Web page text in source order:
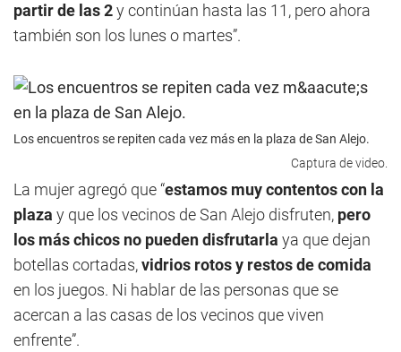
partir de las 2y continúan hasta las 11, pero ahora
también son los lunes o martes”.
Los encuentros se repiten cada vez más en la plaza de San Alejo.
Captura de video.
La mujer agregó que “estamos muy contentos con la
plaza y que los vecinos de San Alejo disfruten, pero
los más chicos no pueden disfrutarla ya que dejan
botellas cortadas,vidrios rotos y restos de comida
en los juegos. Ni hablar de las personas que se
acercan a las casas de los vecinos que viven
enfrente”.